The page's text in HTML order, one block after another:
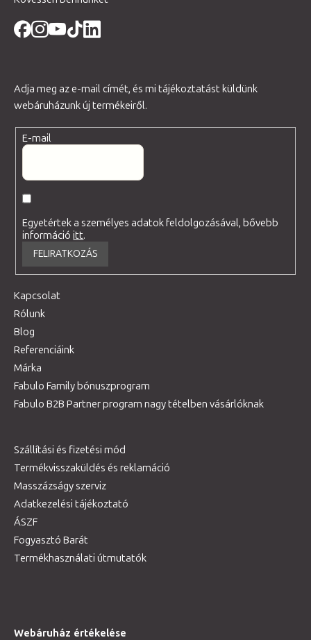
Adja meg az e-mail címét, és mi tájékoztatást küldünk
webáruházunk új termékeiről.
E-mail
Egyetértek a személyes adatok feldolgozásával, bővebb
információitt.
FELIRATKOZÁS
Kapcsolat
Rólunk
Blog
Referenciáink
Márka
Fabulo Family bónuszprogram
Fabulo B2B Partner program nagy tételben vásárlóknak
Szállítási és fizetési mód
Termékvisszaküldés és reklamáció
Masszázságy szerviz
Adatkezelési tájékoztató
ÁSZF
Fogyasztó Barát
Termékhasználati útmutatók
Webáruház értékelése